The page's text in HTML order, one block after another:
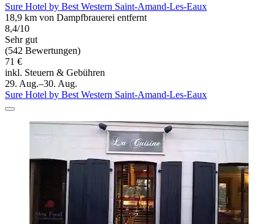
Sure Hotel by Best Western Saint-Amand-Les-Eaux
18,9 km von Dampfbrauerei entfernt
8,4/10
Sehr gut
(542 Bewertungen)
71 €
inkl. Steuern & Gebühren
29. Aug.–30. Aug.
Sure Hotel by Best Western Saint-Amand-Les-Eaux